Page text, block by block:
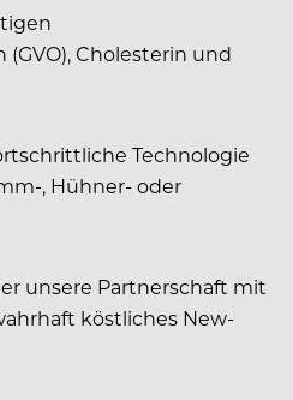
Cholesterin und
Technologie
, Hühner- oder
unsere Partnerschaft mit
köstliches New-